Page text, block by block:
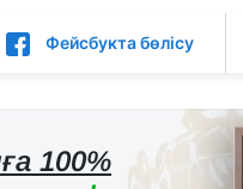
Фейсбукта бөлісу
100%